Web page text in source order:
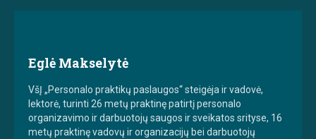
Eglė Makselytė
VšĮ „Personalo praktikų paslaugos“ steigėja ir vadovė,
lektorė, turinti 26 metų praktinę patirtį personalo
organizavimo ir darbuotojų saugos ir sveikatos srityse, 16
metų praktinę vadovų ir organizacijų bei darbuotojų